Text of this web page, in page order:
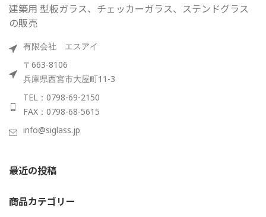
建築用 型板ガラス、チェッカーガラス、ステンドグラス
の販売
有限会社 エスアイ
〒663-8106
兵庫県西宮市大屋町11-3
TEL：0798-69-2150
FAX：0798-68-5615
info@siglass.jp
最近の投稿
商品カテゴリー